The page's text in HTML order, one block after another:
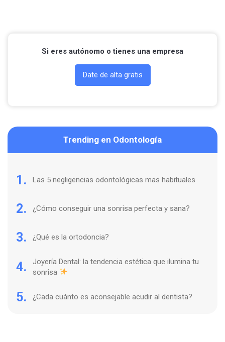
Si eres autónomo o tienes una empresa
Date de alta gratis
Trending en Odontología
1. Las 5 negligencias odontológicas mas habituales
2. ¿Cómo conseguir una sonrisa perfecta y sana?
3. ¿Qué es la ortodoncia?
4.
Joyería Dental: la tendencia estética que ilumina tu
sonrisa
5. ¿Cada cuánto es aconsejable acudir al dentista?